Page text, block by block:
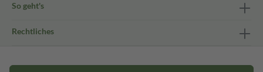
So geht's
Rechtliches